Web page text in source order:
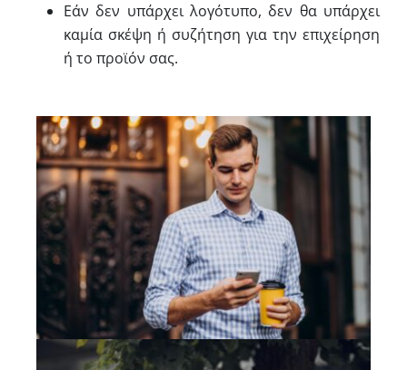
Εάν δεν υπάρχει λογότυπο, δεν θα υπάρχει
καμία σκέψη ή συζήτηση για την επιχείρηση
ή το προϊόν σας.